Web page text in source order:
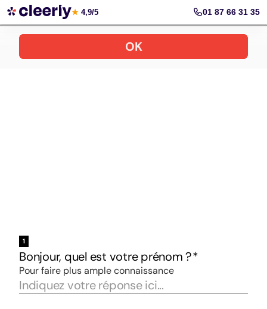
Votre simulation gratuite et personnalisée
★ 4,9/5 01 87 66 31 35